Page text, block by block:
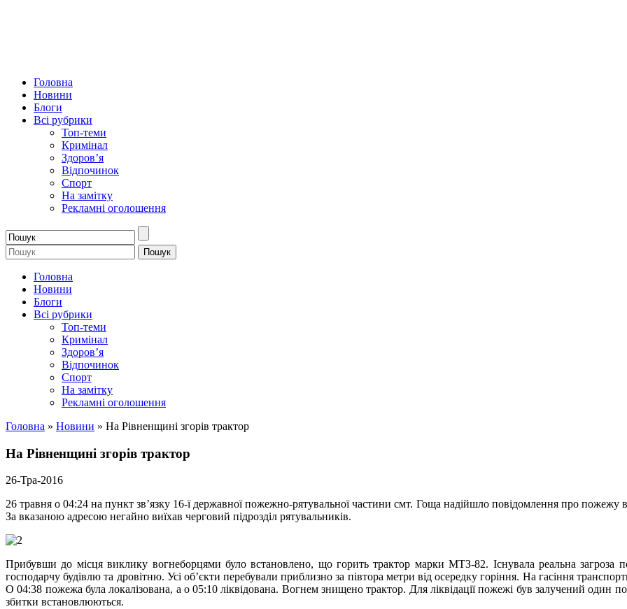
Головна
Новини
Блоги
Всі рубрики
Топ-теми
Кримінал
Здоров’я
Відпочинок
Спорт
На замітку
Рекламні оголошення
Головна
Новини
Блоги
Всі рубрики
Топ-теми
Кримінал
Здоров’я
Відпочинок
Спорт
На замітку
Рекламні оголошення
Головна » Новини » На Рівненщині згорів трактор
На Рівненщині згорів трактор
26-Тра-2016
26 травня о 04:24 на пункт зв’язку 16-ї державної пожежно-рятувальної частини смт. Гоща надійшло повідомлення про
За вказаною адресою негайно виїхав черговий підрозділ рятувальників.
Прибувши до місця виклику вогнеборцями було встановлено, що горить трактор марки МТЗ-82. Існувала реальна загроза
господарчу будівлю та дровітню. Усі об’єкти перебували приблизно за півтора метри від осередку горіння. На гасіння
О 04:38 пожежа була локалізована, а о 05:10 ліквідована. Вогнем знищено трактор. Для ліквідації пожежі був залучений один
збитки встановлюються.